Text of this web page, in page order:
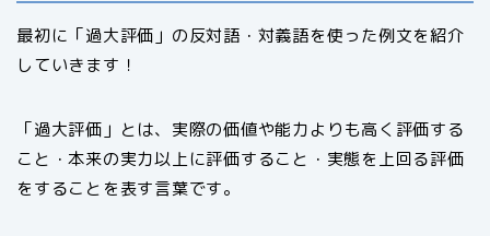
最初に「過大評価」の反対語・対義語を使った例文を紹介
していきます！
「過大評価」とは、実際の価値や能力よりも高く評価する
こと・本来の実力以上に評価すること・実態を上回る評価
をすることを表す言葉です。